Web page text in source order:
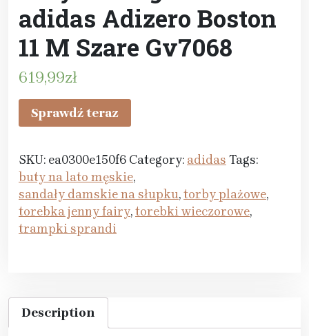
adidas Adizero Boston
11 M Szare Gv7068
619,99zł
Sprawdź teraz
SKU: ea0300e150f6 Category: adidas Tags:
buty na lato męskie,
sandały damskie na słupku,torby plażowe,
torebka jenny fairy,torebki wieczorowe,
trampki sprandi
Description